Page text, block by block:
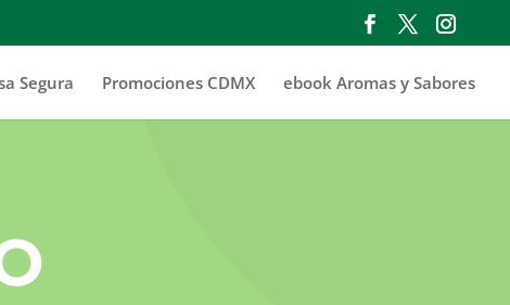
Segura Promociones CDMX ebook Aromas y Sabores